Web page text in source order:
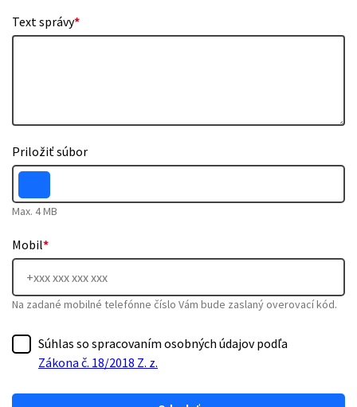
Text správy*
Priložiť súbor
Max. 4 MB
Mobil*
Na zadané mobilné telefónne číslo Vám bude zaslaný overovací kód.
Súhlas so spracovaním osobných údajov podľa
Zákona č. 18/2018 Z. z.